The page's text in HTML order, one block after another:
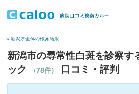
« 新潟県全体の検索結果
新潟市の尋常性白斑を診察す
ック
（78件） 口コミ・評判